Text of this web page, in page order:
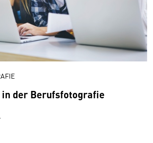
der Berufsfotografie